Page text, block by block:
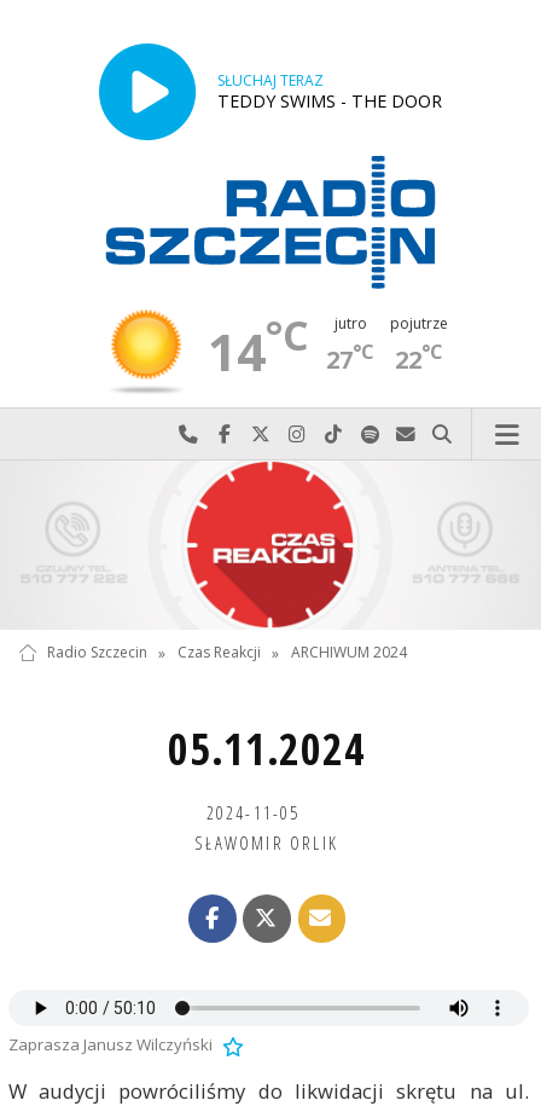
SŁUCHAJ TERAZ
TEDDY SWIMS - THE DOOR
14°C jutro
27°C
pojutrze
22°C
Najlepiej po prostu do nas zadzwoń
Odwiedź nas na Facebook-u
Odwiedź nas na X
Odwiedź nas na Instagram-ie
Odwiedź nas na TikTok-u
Szukaj nas na Spotify
Wyślij do nas
Szukaj
Radio Szczecin » Czas Reakcji » ARCHIWUM 2024
05.11.2024
2024-11-05
SŁAWOMIR ORLIK
Zaprasza Janusz Wilczyński
W audycji powróciliśmy do likwidacji skrętu na ul.